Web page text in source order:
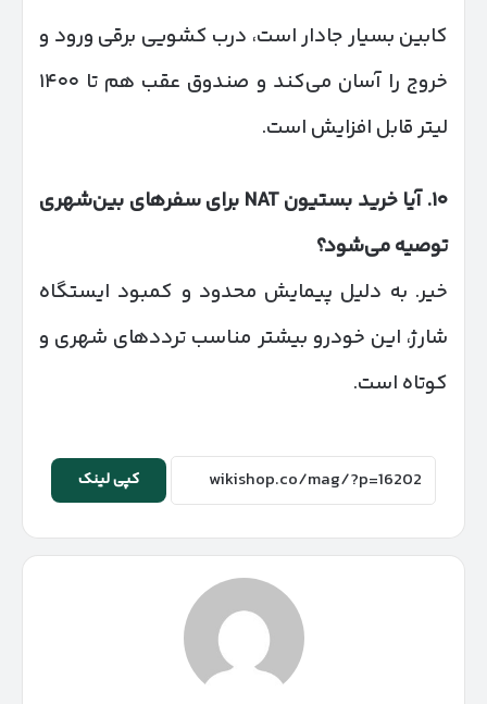
کابین بسیار جادار است، درب کشویی برقی ورود و
خروج را آسان می‌کند و صندوق عقب هم تا ۱۴۰۰
لیتر قابل افزایش است.
۱۰.آیا خرید بستیونNAT
برای سفرهای بین‌شهری
توصیه می‌شود؟
خیر. به دلیل پیمایش محدود و کمبود ایستگاه
شارژ، این خودرو بیشتر مناسب ترددهای شهری و
کوتاه است.
کپی لینک